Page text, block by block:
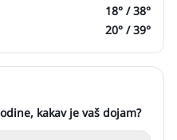
18° /38°
20° /39°
kakav je vaš dojam?